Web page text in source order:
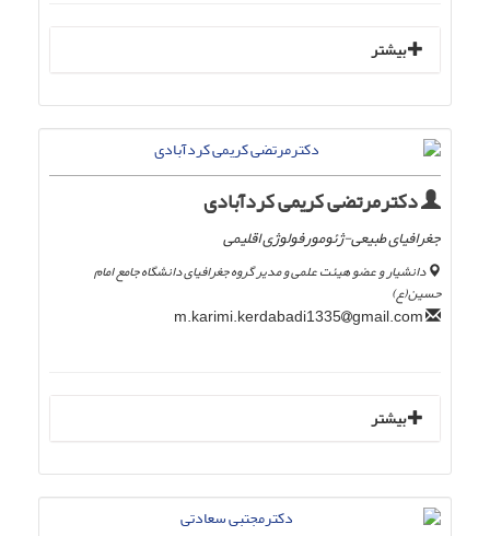
بیشتر
دکترمرتضی کریمی کردآبادی
جغرافیای طبیعی-ژئومورفولوژی اقلیمی
دانشیار و عضو هیئت علمی و مدیر گروه جغرافیای دانشگاه جامع امام
حسین(ع)
gmail.com
بیشتر